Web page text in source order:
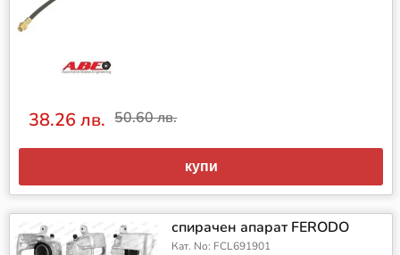
38.26 лв. 50.60 лв.
купи
спирачен апарат FERODO
Кат. No: FCL691901